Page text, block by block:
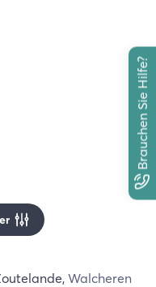
Brauchen Sie Hilfe?
, Walcheren